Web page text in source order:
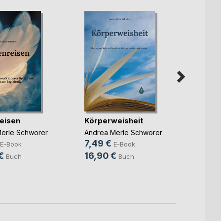
Schwörer
E-Book
Buch
Körperweisheit
Andrea Merle Schwörer
7,49 € E-Book
16,90 € Buch